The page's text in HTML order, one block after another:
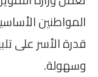
المواطنين
قدرة الأسر على
وسهولة.